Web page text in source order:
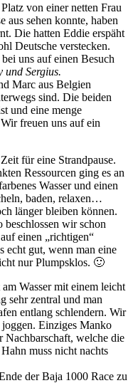
von einer netten Frau
aus sehen konnte, haben
Die hatten Eddie erspäht
Deutsche verstecken.
uns auf einen Besuch
und Sergius.
Marc aus Belgien
sind. Die beiden
und eine menge
freuen uns auf ein
für eine Strandpause.
Ressourcen ging es an
Wasser und einen
baden, relaxen…
länger bleiben können.
beschlossen wir schon
einen „richtigen“
echt gut, wenn man eine
nur Plumpsklos. 🙂
Wasser mit einem leicht
sehr zentral und man
entlang schlendern. Wir
Einziges Manko
Nachbarschaft, welche die
muss nicht nachts
der Baja 1000 Race zu